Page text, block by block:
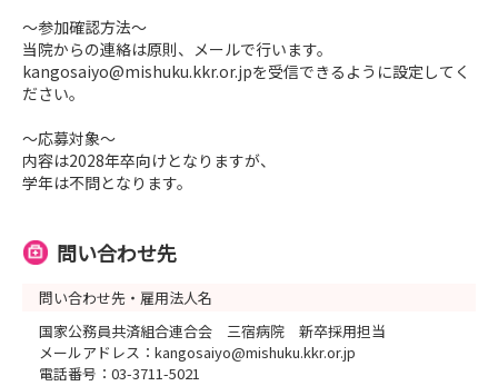
6月3日（水）必着
～参加確認方法～
当院からの連絡は原則、メールで行います。
kangosaiyo@mishuku.kkr.or.jpを受信できるように設定してく
ださい。
～応募対象～
内容は2028年卒向けとなりますが、
学年は不問となります。
問い合わせ先
問い合わせ先・雇用法人名
国家公務員共済組合連合会 三宿病院 新卒採用担当
メールアドレス：kangosaiyo@mishuku.kkr.or.jp
電話番号：03-3711-5021